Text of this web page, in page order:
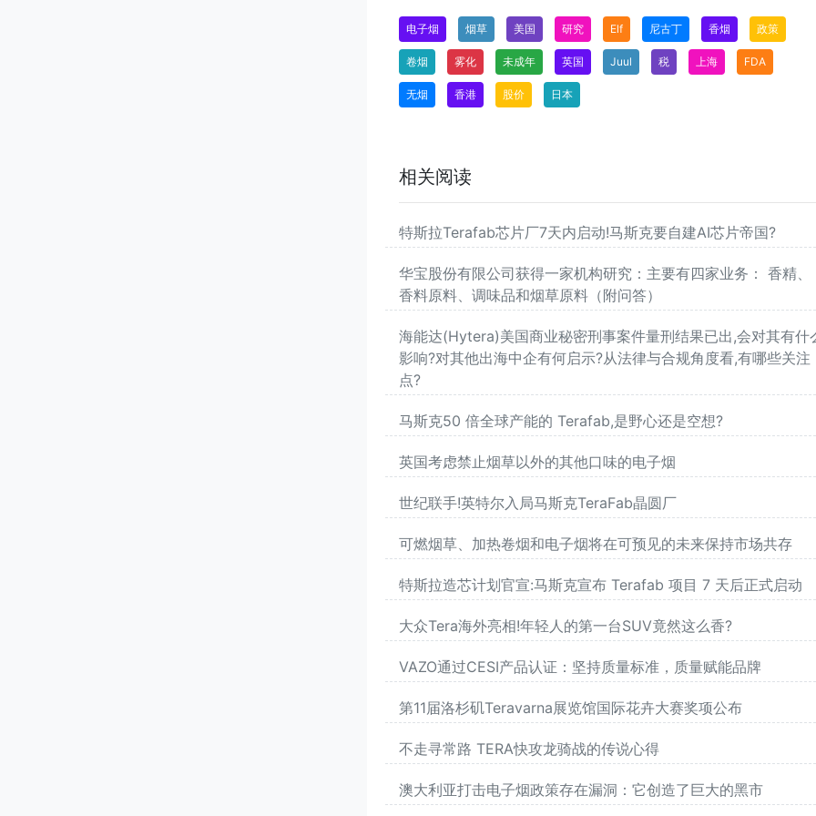
电子烟 烟草 美国 研究 Elf 尼古丁 香烟 政策
卷烟 雾化 未成年 英国 Juul 税 上海 FDA
无烟 香港 股价 日本
相关阅读
特斯拉Terafab芯片厂7天内启动!马斯克要自建AI芯片帝国?
华宝股份有限公司获得一家机构研究：主要有四家业务： 香精、
香料原料、调味品和烟草原料（附问答）
海能达(Hytera)美国商业秘密刑事案件量刑结果已出,会对其有什
影响?对其他出海中企有何启示?从法律与合规角度看,有哪些关注
点?
马斯克50 倍全球产能的 Terafab,是野心还是空想?
英国考虑禁止烟草以外的其他口味的电子烟
世纪联手!英特尔入局马斯克TeraFab晶圆厂
可燃烟草、加热卷烟和电子烟将在可预见的未来保持市场共存
特斯拉造芯计划官宣:马斯克宣布 Terafab 项目 7 天后正式启动
大众Tera海外亮相!年轻人的第一台SUV竟然这么香?
VAZO通过CESI产品认证：坚持质量标准，质量赋能品牌
第11届洛杉矶Teravarna展览馆国际花卉大赛奖项公布
不走寻常路 TERA快攻龙骑战的传说心得
澳大利亚打击电子烟政策存在漏洞：它创造了巨大的黑市